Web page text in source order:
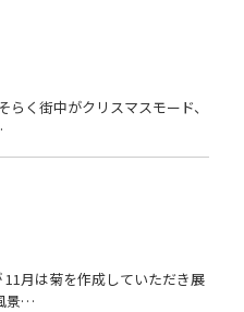
く街中がクリスマスモード、
月は菊を作成していただき展
景…